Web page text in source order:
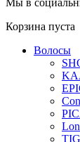
Мы в
Корзина пуста
Волосы